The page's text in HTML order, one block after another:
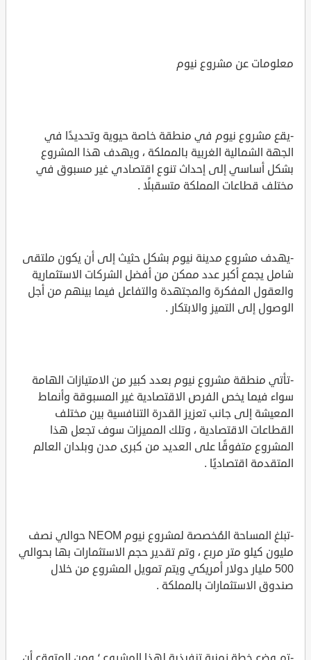
معلومات عن مشروع نيوم
-يقع مشروع نيوم في منطقة خاصة حيوية وتحديدًا في
الجهة الشمالية الغربية بالمملكة ، ويهدف هذا المشروع
بشكل أساسي إلى إحداث تنوع اقتصادي غير مسبوق في
مختلف قطاعات المملكة متسقبلًا .
-يهدف مشروع مدينة نيوم بشكل حثيث إلى أن يكون ملتقى
شامل يجمع أكبر عدد ممكن من أفضل الشركات الاستثمارية
والعقول المفكرة والمجتهدة والتفاعل فيما بينهم من أجل
الوصول إلى التميز والابتكار .
-تأتي منطقة مشروع نيوم بعدد كبير من الامتيازات الهامة
سواء فيما يخص الفرص الاقتصادية غير المسبوقة وأنماط
المعيشة إلى جانب تعزيز القدرة التنافسية بين مختلف
القطاعات الاقتصادية ، وتلك المميزات سوف تجعل هذا
المشروع متفوقًا على العديد من كبرى مدن وبلدان العالم
المتقدمة اقتصاديًا .
-تبلغ المساحة المُخصصة لمشروع نيوم NEOM حوالي نصف
مليون كيلو متر مربع ، وتم تقدير حجم الاستثمارات بها بحوالي
500 مليار دولار أمريكي ويتم تمويل المشروع من خلال
صندوق الاستثمارات بالمملكة .